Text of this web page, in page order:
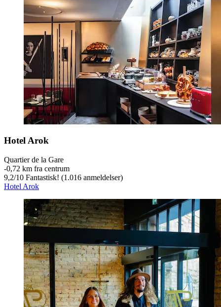
Hotel Arok
Quartier de la Gare
‐0,72 km fra centrum
9,2/10 Fantastisk! (1.016 anmeldelser)
Hotel Arok